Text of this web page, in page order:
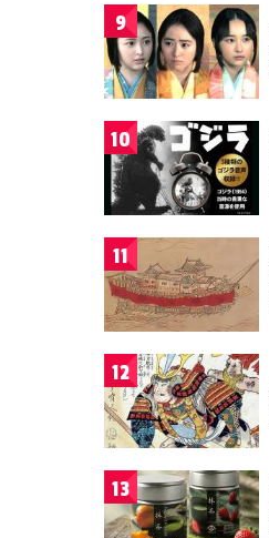
9
10
11
12
13